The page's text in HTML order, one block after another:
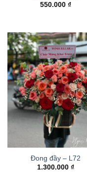
550.000 ₫
Đong đầy – L72
1.300.000 ₫